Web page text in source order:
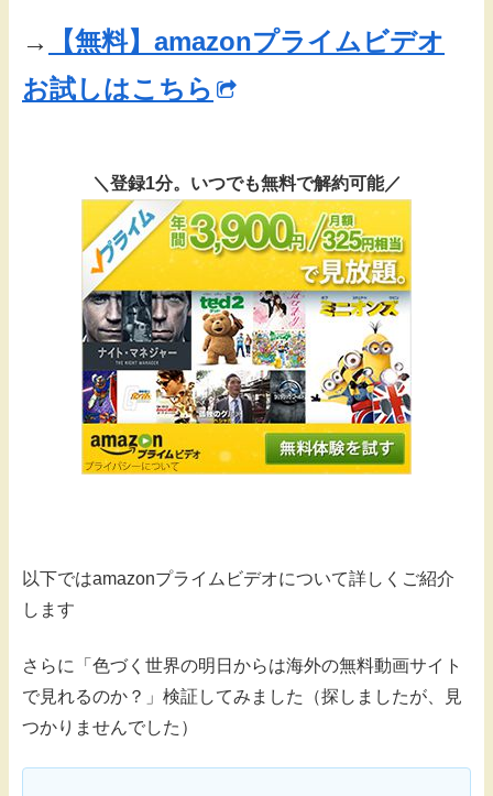
→
【無料】amazonプライムビデオ
お試しはこちら
＼登録1分。いつでも無料で解約可能／
以下ではamazonプライムビデオについて詳しくご紹介
します
さらに「色づく世界の明日からは海外の無料動画サイト
で見れるのか？」検証してみました（探しましたが、見
つかりませんでした）